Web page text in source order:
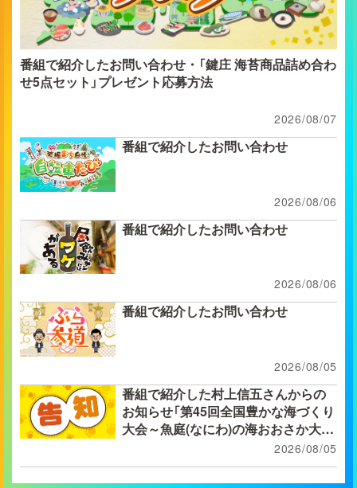
番組で紹介したお問い合わせ・「鍵庄 海苔商品詰め合わ
せ5点セット」プレゼント応募方法
2026/08/07
番組で紹介したお問い合わせ
2026/08/06
番組で紹介したお問い合わせ
2026/08/06
番組で紹介したお問い合わせ
2026/08/05
番組で紹介した村上信五さんからの
お知らせ「第45回全国豊かな海づくり
大会～魚庭(なにわ)の海おおさか大
会」「魚庭(なにわ)の恵み丼グランプ
リ」に関するお問い合わせ
2026/08/05